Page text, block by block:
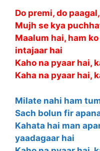
Do premi, do
Mujh se kya
Maalum hai, ham
intajaar hai
Kaho na pyaar hai,
Kaha na pyaar hai,
Milate nahi ham
Sach bolun fir
Kahata hai man
yaadagaar hai